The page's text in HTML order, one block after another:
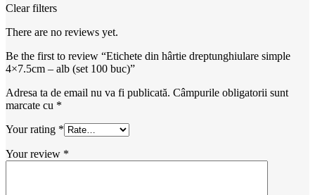
Clear filters
There are no reviews yet.
Be the first to review “Etichete din hârtie dreptunghiulare simple
4×7.5cm – alb (set 100 buc)”
Adresa ta de email nu va fi publicată. Câmpurile obligatorii sunt
marcate cu *
Your rating *
Your review *